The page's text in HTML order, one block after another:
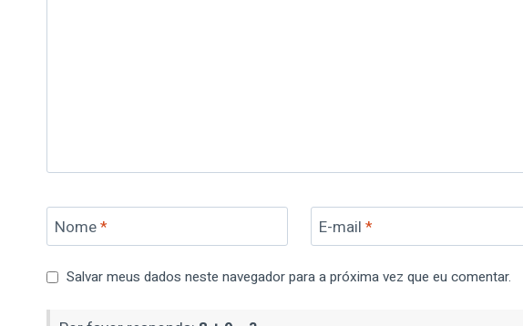
Nome* E-mail *
Salvar meus dados neste navegador para a próxima vez que eu comentar.